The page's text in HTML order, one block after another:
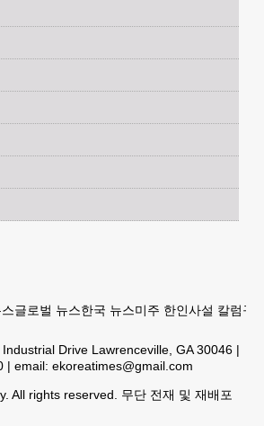
글로벌 뉴스한국 뉴스미주 한인사설 칼럼구
Drive Lawrenceville, GA 30046 |
| email: ekoreatimes@gmail.com
All rights reserved. 무단 전재 및 재배포